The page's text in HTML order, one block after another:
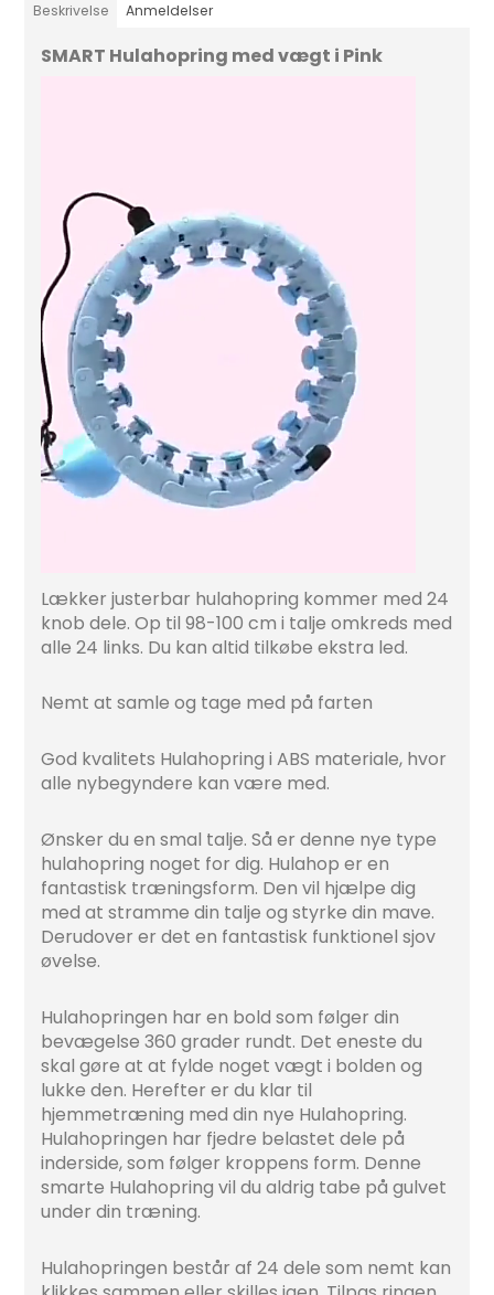
Beskrivelse Anmeldelser
SMART Hulahopring med vægt i Pink
Lækker justerbar hulahopring kommer med 24
knob dele. Op til 98-100 cm i talje omkreds med
alle 24 links. Du kan altid tilkøbe ekstra led.
Nemt at samle og tage med på farten
God kvalitets Hulahopring i ABS materiale, hvor
alle nybegyndere kan være med.
Ønsker du en smal talje. Så er denne nye type
hulahopring noget for dig. Hulahop er en
fantastisk træningsform. Den vil hjælpe dig
med at stramme din talje og styrke din mave.
Derudover er det en fantastisk funktionel sjov
øvelse.
Hulahopringen har en bold som følger din
bevægelse 360 grader rundt. Det eneste du
skal gøre at at fylde noget vægt i bolden og
lukke den. Herefter er du klar til
hjemmetræning med din nye Hulahopring.
Hulahopringen har fjedre belastet dele på
inderside, som følger kroppens form. Denne
smarte Hulahopring vil du aldrig tabe på gulvet
under din træning.
Hulahopringen består af 24 dele som nemt kan